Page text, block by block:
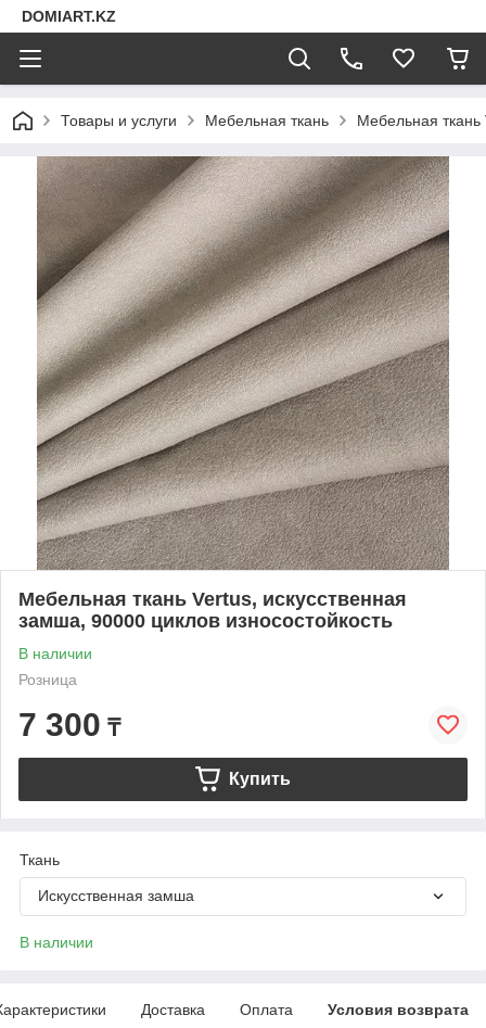
DOMIART.KZ
Товары и услуги Мебельная ткань Мебельная ткань
Мебельная ткань Vertus, искусственная
замша, 90000 циклов износостойкость
В наличии
Розница
7 300 ₸
Купить
Ткань
Искусственная замша
В наличии
Доставка Оплата Условия возврата